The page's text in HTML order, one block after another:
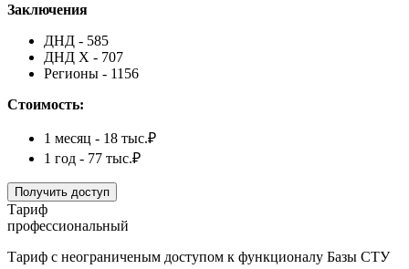
Заключения
ДНД - 585
ДНД Х - 707
Регионы - 1156
Стоимость:
1 месяц - 18 тыс.₽
1 год - 77 тыс.₽
Получить доступ
Тариф
профессиональный
Тариф с неограниченым доступом к функционалу Базы СТУ